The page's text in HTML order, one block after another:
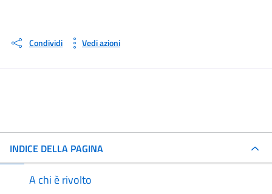
Condividi Vedi azioni
INDICE DELLA PAGINA
A chi è rivolto